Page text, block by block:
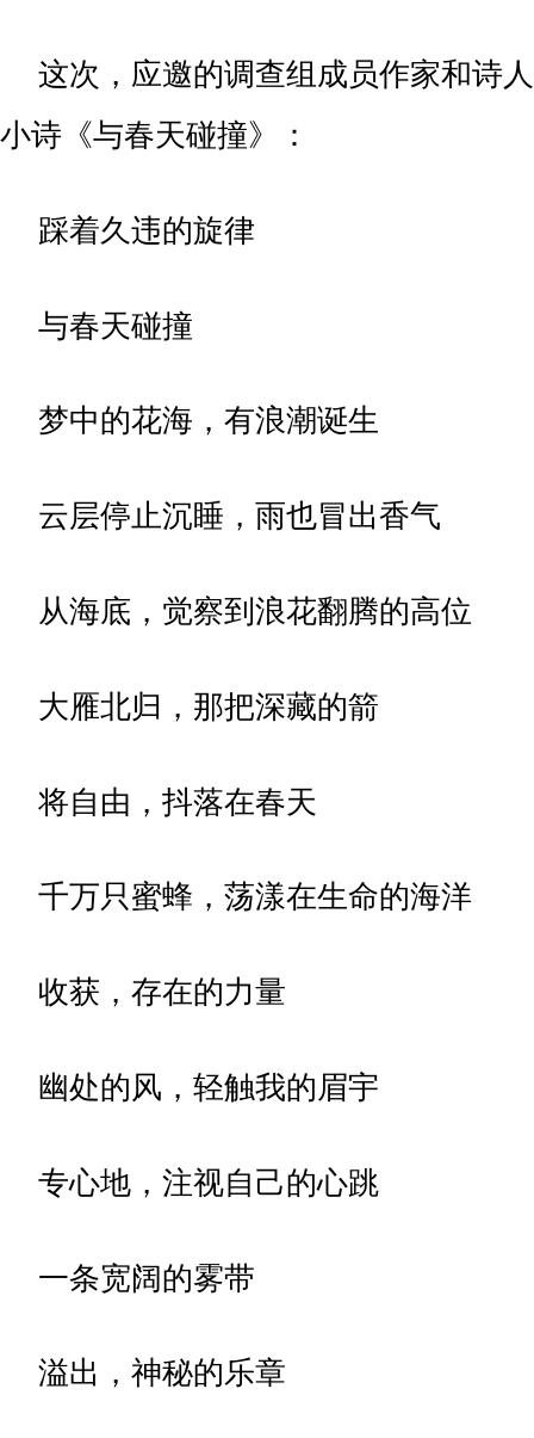
这次，应邀的调查组成员作家和诗
小诗《与春天碰撞》：
踩着久违的旋律
与春天碰撞
梦中的花海，有浪潮诞生
云层停止沉睡，雨也冒出香气
从海底，觉察到浪花翻腾的高位
大雁北归，那把深藏的箭
将自由，抖落在春天
千万只蜜蜂，荡漾在生命的海洋
收获，存在的力量
幽处的风，轻触我的眉宇
专心地，注视自己的心跳
一条宽阔的雾带
溢出，神秘的乐章